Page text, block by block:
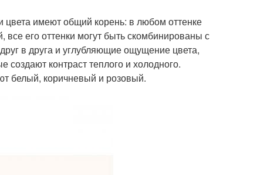
цвета имеют общий корень: в любом оттенке
все его оттенки могут быть скомбинированы с
в друга и углубляющие ощущение цвета,
создают контраст теплого и холодного.
белый, коричневый и розовый.